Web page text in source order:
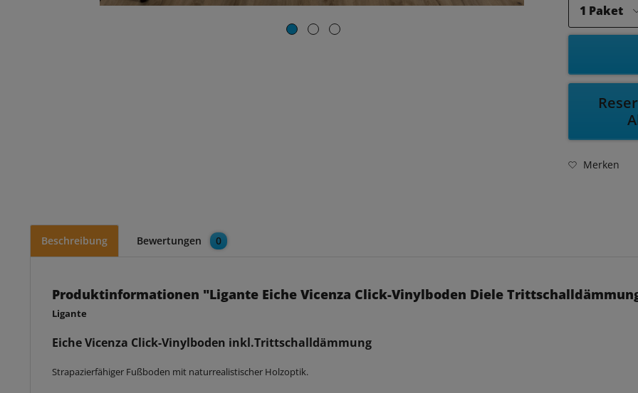
Merken
Beschreibung Bewertungen 0
Produktinformationen "Ligante Eiche Vicenza Click-Vinylboden Diele
Ligante
Eiche Vicenza Click-Vinylboden inkl.Trittschalldämmung
Strapazierfähiger Fußboden mit naturrealistischer Holzoptik.